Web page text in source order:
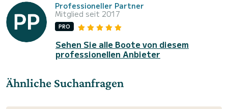
Professioneller Partner
Mitglied seit 2017
PRO
Sehen Sie alle Boote von diesem
professionellen Anbieter
Ähnliche Suchanfragen